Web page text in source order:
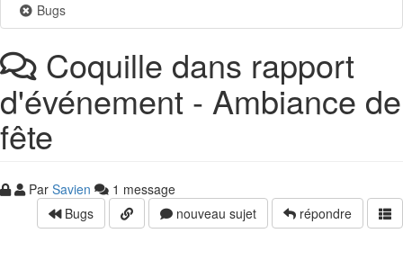
Bugs
Coquille dans rapport
d'événement - Ambiance de
fête
Par Savien
1 message
Bugs
nouveau sujet répondre